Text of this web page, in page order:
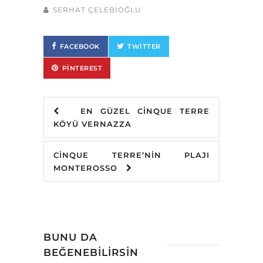
SERHAT ÇELEBİOĞLU
FACEBOOK TWITTER
PINTEREST
EN GÜZEL CINQUE TERRE
KÖYÜ VERNAZZA
CINQUE TERRE’NIN PLAJI
MONTEROSSO
BUNU DA
BEĞENEBILIRSIN